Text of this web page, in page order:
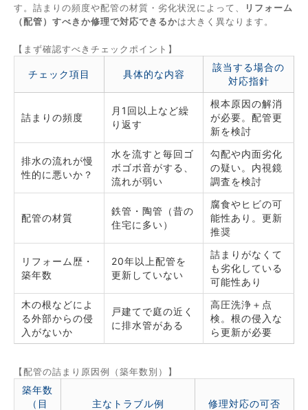
す。詰まりの頻度や配管の材質・劣化状況によって、
リフォーム
（配管）すべきか修理で対応できるかは大きく異なります。
【まず確認すべきチェックポイント】
チェック項目 具体的な内容
該当する場合の
対応指針
詰まりの頻度
月1回以上など繰
り返す
根本原因の解消
が必要。配管更
新を検討
排水の流れが慢
性的に悪いか？
水を流すと毎回ゴ
ボゴボ音がする、
流れが弱い
勾配や内面劣化
の疑い。内視鏡
調査を検討
配管の材質
鉄管・陶管（昔の
住宅に多い）
腐食やヒビの可
能性あり。更新
推奨
リフォーム歴・
築年数
20年以上配管を
更新していない
詰まりがなくて
も劣化している
可能性あり
木の根などによ
る外部からの侵
入がないか
戸建てで庭の近く
に排水管がある
高圧洗浄＋点
検。根の侵入な
ら更新が必要
【配管の詰まり原因例（築年数別）】
築年数
（目
主なトラブル例 修理対応の可否